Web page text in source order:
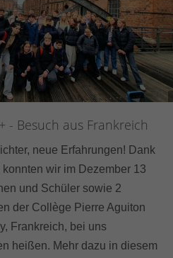
- Besuch aus Frankreich
neue Erfahrungen! Dank
konnten wir im Dezember 13
und Schüler sowie 2
der Collège Pierre Aguiton
Frankreich, bei uns
heißen. Mehr dazu in diesem